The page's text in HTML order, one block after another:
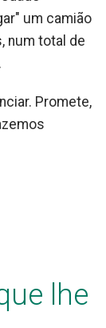
um camião
num total de
Promete,
lhe